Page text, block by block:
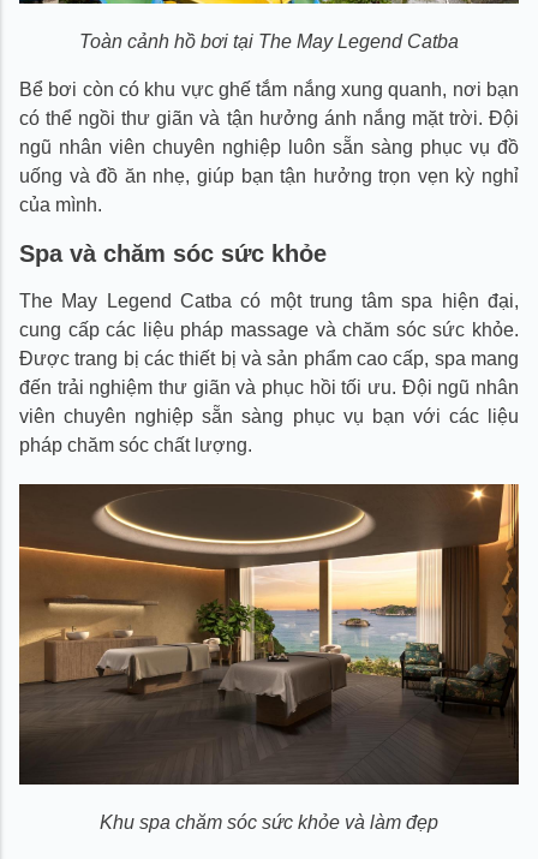
Toàn cảnh hồ bơi tại The May Legend Catba
Bể bơi còn có khu vực ghế tắm nắng xung quanh, nơi bạn
có thể ngồi thư giãn và tận hưởng ánh nắng mặt trời. Đội
ngũ nhân viên chuyên nghiệp luôn sẵn sàng phục vụ đồ
uống và đồ ăn nhẹ, giúp bạn tận hưởng trọn vẹn kỳ nghỉ
của mình.
Spa và chăm sóc sức khỏe
The May Legend Catba có một trung tâm spa hiện đại,
cung cấp các liệu pháp massage và chăm sóc sức khỏe.
Được trang bị các thiết bị và sản phẩm cao cấp, spa mang
đến trải nghiệm thư giãn và phục hồi tối ưu. Đội ngũ nhân
viên chuyên nghiệp sẵn sàng phục vụ bạn với các liệu
pháp chăm sóc chất lượng.
Khu spa chăm sóc sức khỏe và làm đẹp